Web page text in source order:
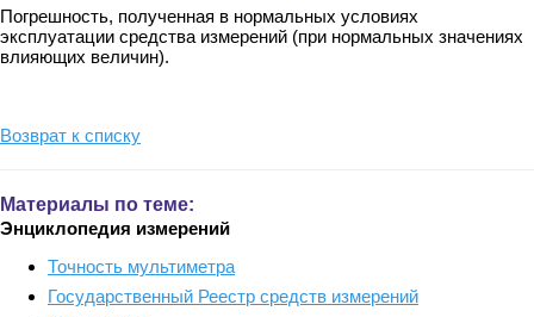
Погрешность, полученная в нормальных условиях
эксплуатации средства измерений (при нормальных значениях
влияющих величин).
Возврат к списку
Материалы по теме:
Энциклопедия измерений
Точность мультиметра
Государственный Реестр средств измерений